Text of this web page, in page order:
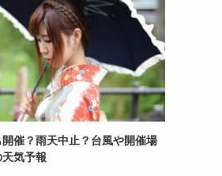
催？雨天中止？台風や開催場
気予報